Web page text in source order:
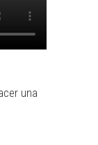
una